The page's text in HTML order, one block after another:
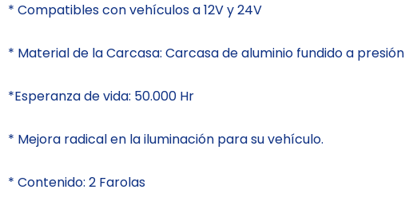
* Compatibles con vehículos a 12V y 24V
* Material de la Carcasa: Carcasa de aluminio fundido a presión
*Esperanza de vida: 50.000 Hr
* Mejora radical en la iluminación para su vehículo.
* Contenido: 2 Farolas